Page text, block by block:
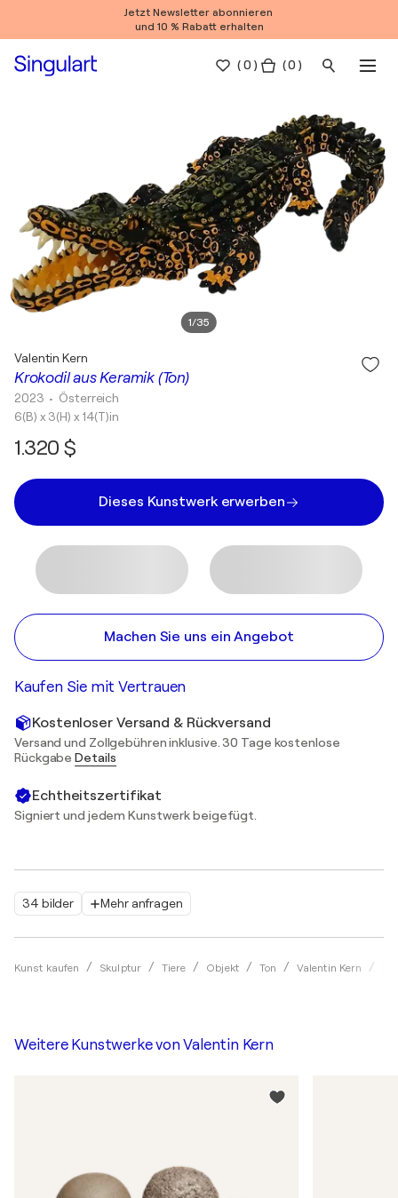
Jetzt Newsletter abonnieren
und 10 % Rabatt erhalten
(0 ) ( 0 )
1/35
34 bilder Mehr anfragen
Kunst kaufen Skulptur Tiere Objekt Ton Valentin Kern
Krokodil aus Keramik (Ton)
Valentin Kern
2023 • Österreich
6(B) x 3(H) x 14(T)in
1.320 $
Dieses Kunstwerk erwerben
Machen Sie uns ein Angebot
Kaufen Sie mit Vertrauen
Kostenloser Versand & Rückversand
Versand und Zollgebühren inklusive. 30 Tage kostenlose
RückgabeDetails
Echtheitszertifikat
Signiert und jedem Kunstwerk beigefügt.
Weitere Kunstwerke vonValentin Kern